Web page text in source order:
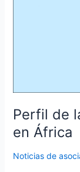
Perfil de
en África
Noticias de